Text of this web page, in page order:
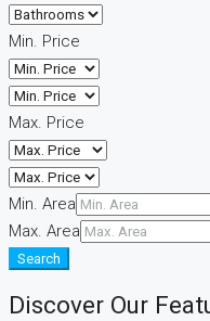
Min. Price
Max. Price
Min. Area
Max. Area
Search
Discover Our